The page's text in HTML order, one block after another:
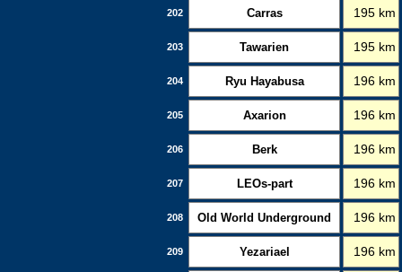
202 Carras 195 km
203 Tawarien 195 km
204 Ryu Hayabusa 196 km
205 Axarion 196 km
206 Berk 196 km
207 LEOs-part 196 km
208 Old World Underground 196 km
209 Yezariael 196 km